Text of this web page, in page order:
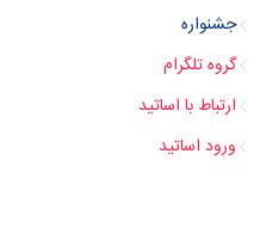
جشنواره
گروه تلگرام
ارتباط با اساتید
ورود اساتید